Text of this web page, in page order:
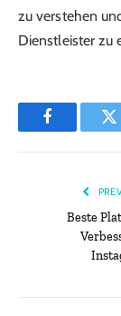
zu verstehen
Dienstleister zu
Facebook
Beste